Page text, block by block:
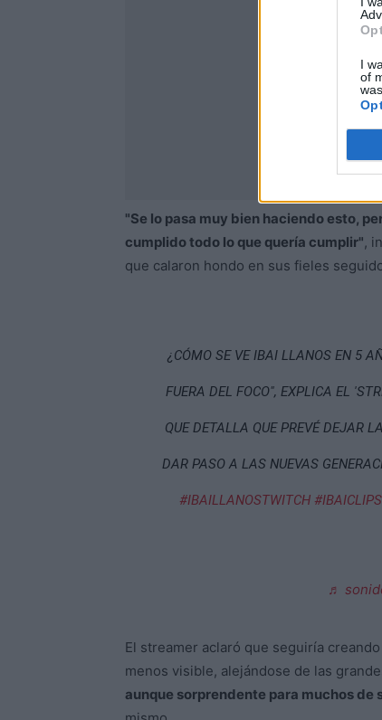
I
of
"Se lo pasa muy bien haciendo esto,
cumplido todo lo que quería cumplir",
que calaron hondo en sus fieles
¿CÓMO SE VE IBAI LLANOS EN 5
FUERA DEL FOCO", EXPLICA EL
QUE DETALLA QUE PREVÉ DEJAR
DAR PASO A LAS NUEVAS
#IBAILLANOSTWITCH #IBAICLIPS
♬
El streamer aclaró que seguiría
menos visible, alejándose de las
aunque sorprendente para muchos de